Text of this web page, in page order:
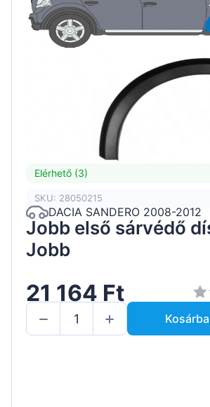
Elérhető (3)
SKU: 28050215
DACIA SANDERO 2008-2012
Jobb első sárvédő
Jobb
21 164 Ft